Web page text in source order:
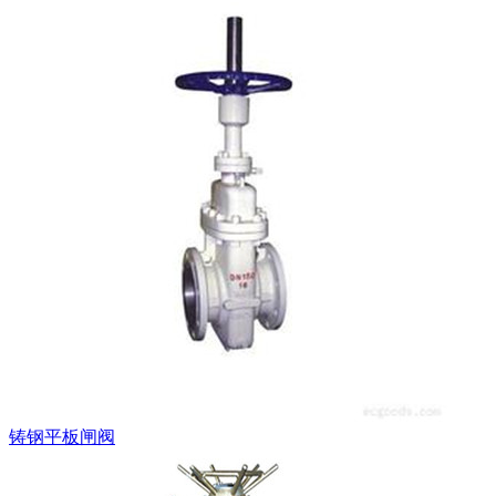
铸钢平板闸阀